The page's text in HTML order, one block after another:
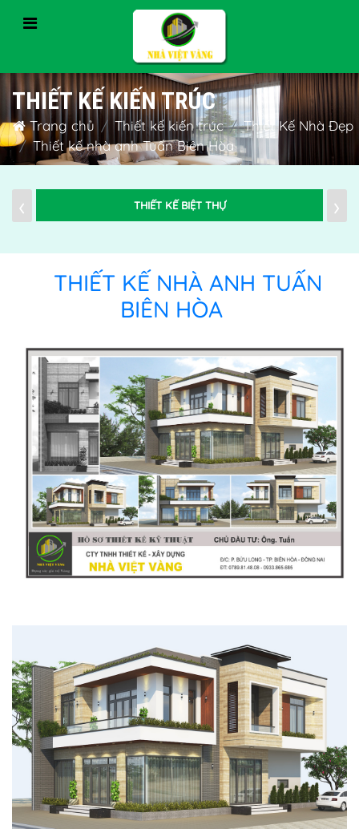
THIẾT KẾ KIẾN TRÚC
Trang chủ Thiết kế kiến trúc
Thiết Kế Nhà Đẹp
Thiết kế nhà anh Tuấn Biên Hòa
THIẾT KẾ BIỆT THỰ
‹ ›
THIẾT KẾ NHÀ ANH TUẤN
BIÊN HÒA